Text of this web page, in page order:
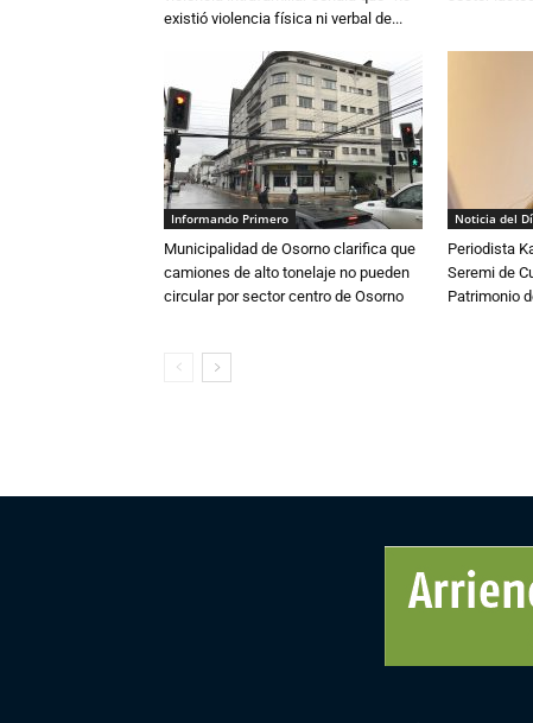
existió violencia física ni verbal de...
Informando Primero
Municipalidad de Osorno clarifica que
camiones de alto tonelaje no pueden
circular por sector centro de Osorno
Noticia del
Periodista
Seremi de
Patrimonio